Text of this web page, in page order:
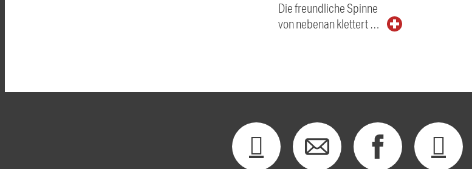
Die freundliche Spinne
von nebenan klettert …